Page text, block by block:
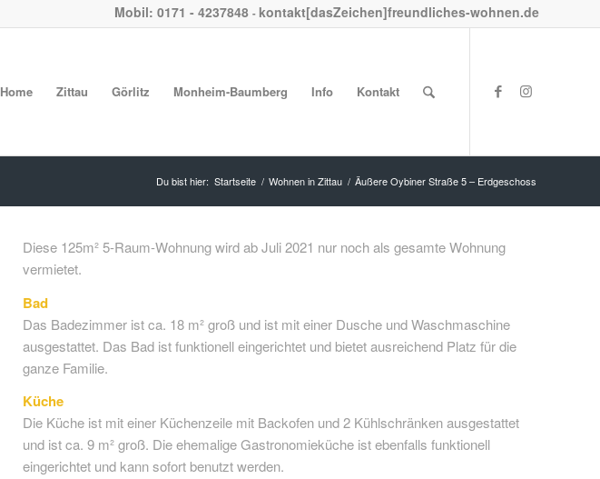
Mobil: 0171 - 4237848 - kontakt[dasZeichen]freundliches-wohnen.de
Home Zittau Görlitz Monheim-Baumberg Info Kontakt
Du bist hier: Startseite / Wohnen in Zittau / Äußere Oybiner Straße 5 – Erdgeschoss
Diese 125m² 5-Raum-Wohnung wird ab Juli 2021 nur noch als gesamte Wohnung
vermietet.
Bad
Das Badezimmer ist ca. 18 m² groß und ist mit einer Dusche und Waschmaschine
ausgestattet. Das Bad ist funktionell eingerichtet und bietet ausreichend Platz für die
ganze Familie.
Küche
Die Küche ist mit einer Küchenzeile mit Backofen und 2 Kühlschränken ausgestattet
und ist ca. 9 m² groß. Die ehemalige Gastronomieküche ist ebenfalls funktionell
eingerichtet und kann sofort benutzt werden.